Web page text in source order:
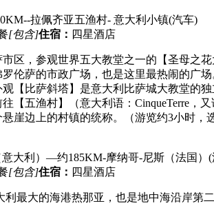
拉佩齐亚五渔村- 意大利小镇(汽车)
[包含]住宿： 四星酒店
区，参观世界五大教堂之一的【圣母之
伦萨的市政广场，也是这里最热闹的广
【比萨斜塔】是意大利比萨城大教堂的
【五渔村】（意大利语：CinqueTerre，
崖边上的村镇的统称。（游览约3小时，
大利）—约185KM-摩纳哥-尼斯（法国） (
[包含]住宿： 四星酒店
最大的海港热那亚，也是地中海沿岸第